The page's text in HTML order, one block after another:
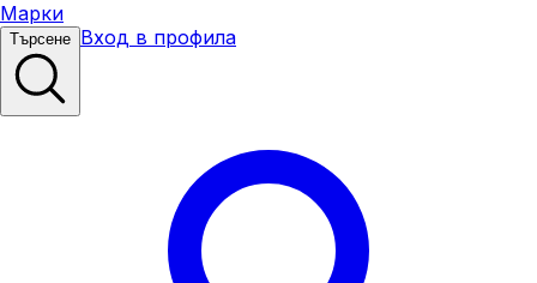
Марки
Търсене Вход в профила